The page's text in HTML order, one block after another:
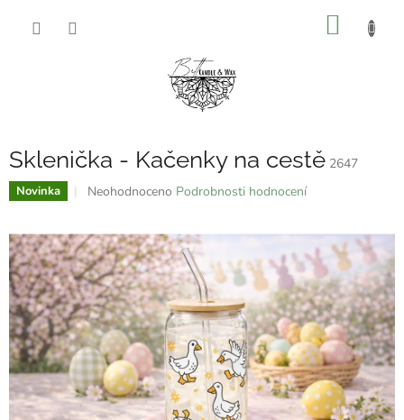
Sklenička - Kačenky na cestě 2647
Novinka
Průměrné
je
0,0
z
5
hvězdiček.
Neohodnoceno Podrobnosti hodnocení